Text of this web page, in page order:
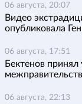
06 августа, 20:07
Видео
опубликовала
06 августа, 17:51
Бектенов принял
06 августа, 22:13